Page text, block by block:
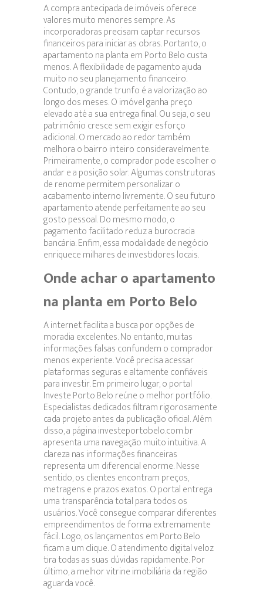
A compra antecipada de imóveis oferece
valores muito menores sempre. As
incorporadoras precisam captar recursos
financeiros para iniciar as obras. Portanto, o
apartamento na planta em Porto Belo custa
menos. A flexibilidade de pagamento ajuda
muito no seu planejamento financeiro.
Contudo, o grande trunfo é a valorização ao
longo dos meses. O imóvel ganha preço
elevado até a sua entrega final. Ou seja, o seu
patrimônio cresce sem exigir esforço
adicional. O mercado ao redor também
melhora o bairro inteiro consideravelmente.
Primeiramente, o comprador pode escolher o
andar e a posição solar. Algumas construtoras
de renome permitem personalizar o
acabamento interno livremente. O seu futuro
apartamento atende perfeitamente ao seu
gosto pessoal. Do mesmo modo, o
pagamento facilitado reduz a burocracia
bancária. Enfim, essa modalidade de negócio
enriquece milhares de investidores locais.
Onde achar o apartamento
na planta em Porto Belo
A internet facilita a busca por opções de
moradia excelentes. No entanto, muitas
informações falsas confundem o comprador
menos experiente. Você precisa acessar
plataformas seguras e altamente confiáveis
para investir. Em primeiro lugar, o portal
Investe Porto Belo reúne o melhor portfólio.
Especialistas dedicados filtram rigorosamente
cada projeto antes da publicação oficial. Além
disso, a página investeportobelo.com.br
apresenta uma navegação muito intuitiva. A
clareza nas informações financeiras
representa um diferencial enorme. Nesse
sentido, os clientes encontram preços,
metragens e prazos exatos. O portal entrega
uma transparência total para todos os
usuários. Você consegue comparar diferentes
empreendimentos de forma extremamente
fácil. Logo, os lançamentos em Porto Belo
ficam a um clique. O atendimento digital veloz
tira todas as suas dúvidas rapidamente. Por
último, a melhor vitrine imobiliária da região
aguarda você.